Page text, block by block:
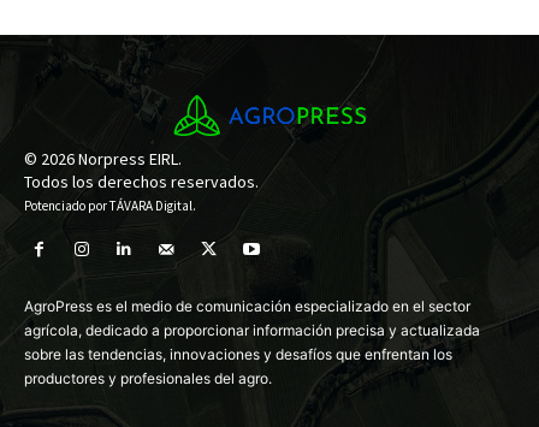
© 2026 Norpress EIRL.
Todos los derechos reservados.
Potenciado porTÁVARA Digital.
AgroPress es el medio de comunicación especializado en el sector
agrícola, dedicado a proporcionar información precisa y actualizada
sobre las tendencias, innovaciones y desafíos que enfrentan los
productores y profesionales del agro.